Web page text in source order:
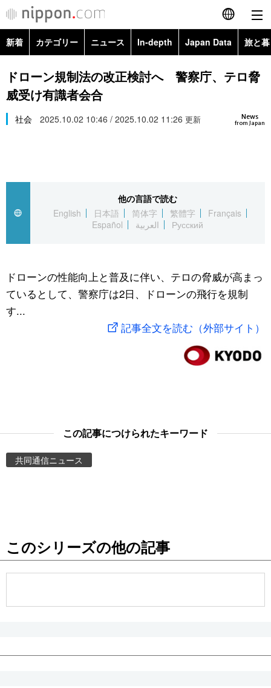
English
简体字
Русский
カテゴリー
経済・ビジネス
国際
文化
トップ
アーカイブ
In-depth
Japan Data
動画/Live
People
新着 カテゴリー ニュース In-depth Japan Data 旅と
政治・外交
経済・ビジネス
スポーツ・東京2020
Topics
ドローン規制法の改正検討へ 警察庁、テロ脅
威受け有識者会合
News
from Japan
社会 2025.10.02 10:46 / 2025.10.02 11:26 更新
他の言語で読む
English
日本語 简体字 繁體字
Français
Español
العربية Русский
ドローンの性能向上と普及に伴い、テロの脅威が高まっ
ているとして、警察庁は2日、ドローンの飛行を規制
す...
記事全文を読む（外部サイト）
この記事につけられたキーワード
共同通信ニュース
このシリーズの他の記事